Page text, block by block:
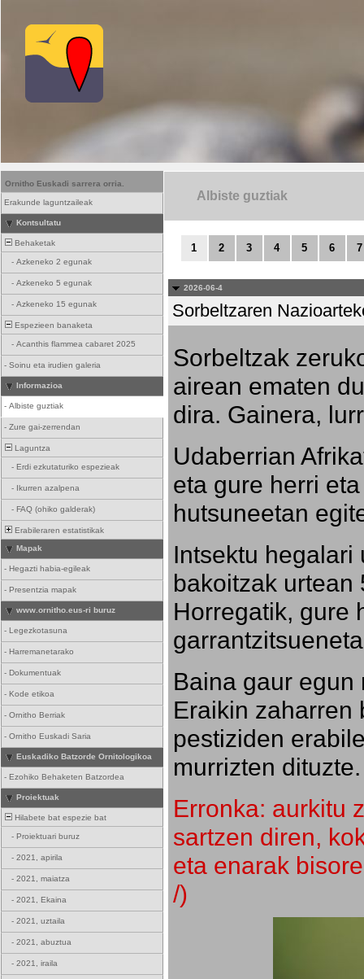
Ornitho Euskadi sarrera orria.
Erakunde laguntzaileak
Kontsultatu
Behaketak
- Azkeneko 2 egunak
- Azkeneko 5 egunak
- Azkeneko 15 egunak
Espezieen banaketa
- Acanthis flammea cabaret 2025
- Soinu eta irudien galeria
Informazioa
- Albiste guztiak
- Zure gai-zerrendan
Laguntza
- Erdi ezkutaturiko espezieak
- Ikurren azalpena
- FAQ (ohiko galderak)
Erabileraren estatistikak
Mapak
- Hegazti habia-egileak
- Presentzia mapak
www.ornitho.eus-ri buruz
- Legezkotasuna
- Harremanetarako
- Dokumentuak
- Kode etikoa
- Ornitho Berriak
- Ornitho Euskadi Saria
Euskadiko Batzorde Ornitologikoa
- Ezohiko Behaketen Batzordea
Proiektuak
Hilabete bat espezie bat
- Proiektuari buruz
- 2021, apirila
- 2021, maiatza
- 2021, Ekaina
- 2021, uztaila
- 2021, abuztua
- 2021, iraila
Albiste guztiak
1 2 3 4 5 6 7
2026-06-4
Sorbeltzaren
Sorbeltzak
airean ematen
dira. Gainera,
Udaberrian
eta gure herri
hutsuneetan
Intsektu hegalari
bakoitzak urtean
Horregatik, gure
Baina gaur egun
Eraikin zaharren
pestiziden
murrizten dituzte.
Erronka: aurkitu
sartzen diren,
eta enarak
/)